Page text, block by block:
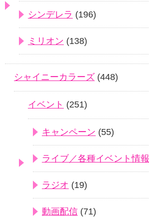
シンデレラ (196)
ミリオン (138)
シャイニーカラーズ (448)
イベント (251)
キャンペーン (55)
ライブ／各種イベント情報
ラジオ (19)
動画配信 (71)